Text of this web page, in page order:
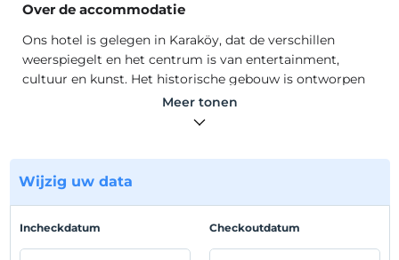
Over de accommodatie
Ons hotel is gelegen in Karaköy, dat de verschillen
weerspiegelt en het centrum is van entertainment,
cultuur en kunst. Het historische gebouw is ontworpen
na de restauratie, waarbij de unieke textuur behouden is
gebleven, door het te decoreren met de originele
en geluk met onze stijlvolle en comfortabele kamers die
zijn ontworpen met verschillende functies.
Ons hotel is gelegen in Karaköy, dat de verschillen
weerspiegelt en het centrum is van entertainment,
cultuur en kunst. Het historische gebouw is ontworpen
Meer tonen
Wijzig uw data
Incheckdatum Checkoutdatum